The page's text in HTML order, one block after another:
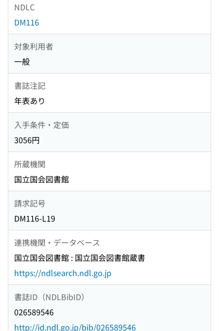
NDLC
DM116
対象利用者
一般
書誌注記
年表あり
入手条件・定価
3056円
所蔵機関
国立国会図書館
請求記号
DM116-L19
連携機関・データベース
国立国会図書館 : 国立国会図書館蔵書
https://ndlsearch.ndl.go.jp
書誌ID（NDLBibID）
026589546
http://id.ndl.go.jp/bib/026589546